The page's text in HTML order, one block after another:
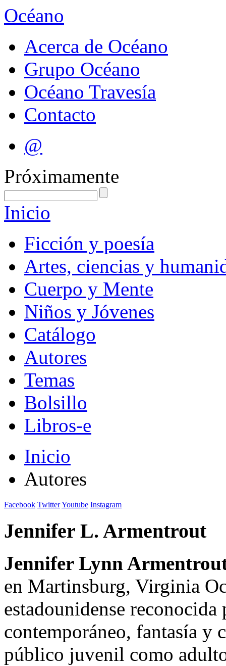
Océano
Acerca de Océano
Grupo Océano
Océano Travesía
Contacto
@
Próximamente
Inicio
Ficción y poesía
Artes, ciencias y
Cuerpo y Mente
Niños y Jóvenes
Catálogo
Autores
Temas
Bolsillo
Libros-e
Inicio
Autores
Facebook TwitterYoutube Instagram
Jennifer L. Armentrout
Jennifer Lynn
en Martinsburg, Virginia
estadounidense
contemporáneo, fantasía
público juvenil como